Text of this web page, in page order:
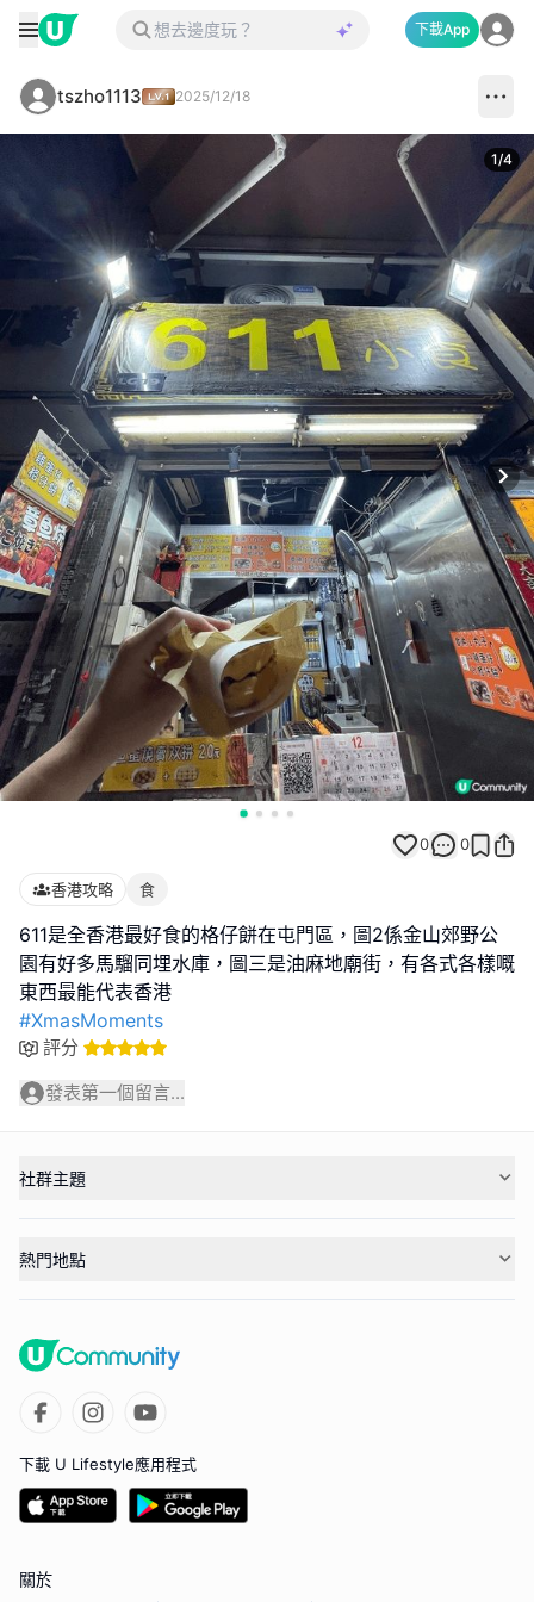
下載App
tszho1113 2025/12/18
1/4
0 0
香港攻略 食
611是全香港最好食的格仔餅在屯門區，圖2係金山郊野公
園有好多馬騮同埋水庫，圖三是油麻地廟街，有各式各樣嘅
#XmasMoments
評分
發表第一個留言...
社群主題
熱門地點
下載 U Lifestyle應用程式
關於